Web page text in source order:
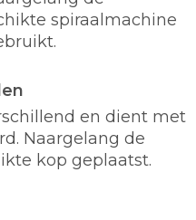
spiraalmachine
en dient met
Naargelang de
kop geplaatst.